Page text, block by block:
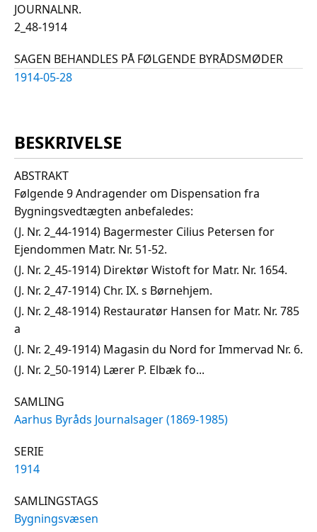
JOURNALNR.
2_48-1914
SAGEN BEHANDLES PÅ FØLGENDE BYRÅDSMØDER
1914-05-28
BESKRIVELSE
ABSTRAKT
Følgende 9 Andragender om Dispensation fra
Bygningsvedtægten anbefaledes:
(J. Nr. 2_44-1914) Bagermester Cilius Petersen for
Ejendommen Matr. Nr. 51-52.
(J. Nr. 2_45-1914) Direktør Wistoft for Matr. Nr. 1654.
(J. Nr. 2_47-1914) Chr. IX. s Børnehjem.
(J. Nr. 2_48-1914) Restauratør Hansen for Matr. Nr. 785
a
(J. Nr. 2_49-1914) Magasin du Nord for Immervad Nr. 6.
(J. Nr. 2_50-1914) Lærer P. Elbæk fo...
SAMLING
Aarhus Byråds Journalsager (1869-1985)
SERIE
1914
SAMLINGSTAGS
Bygningsvæsen